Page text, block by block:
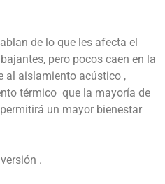
de lo que les afecta el
pero pocos caen en la
al aislamiento acústico ,
térmico que la mayoría de
un mayor bienestar
.